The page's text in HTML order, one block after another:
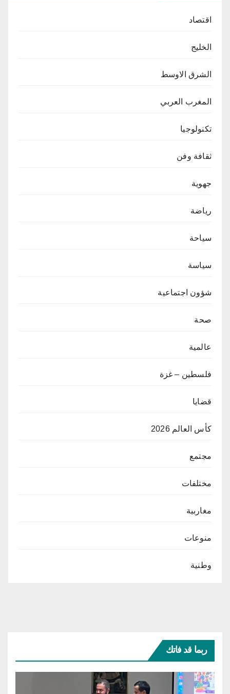
اقتصاد
الخليج
الشرق الاوسط
المغرب العربي
تكنولوجيا
ثقافة وفن
جهوية
رياضة
سياحة
سياسة
شؤون اجتماعية
صحة
عالمية
فلسطين – غزة
قضايا
كأس العالم 2026
مجتمع
مختلفات
مغاربية
منوعات
وطنية
ربما قد فاتك